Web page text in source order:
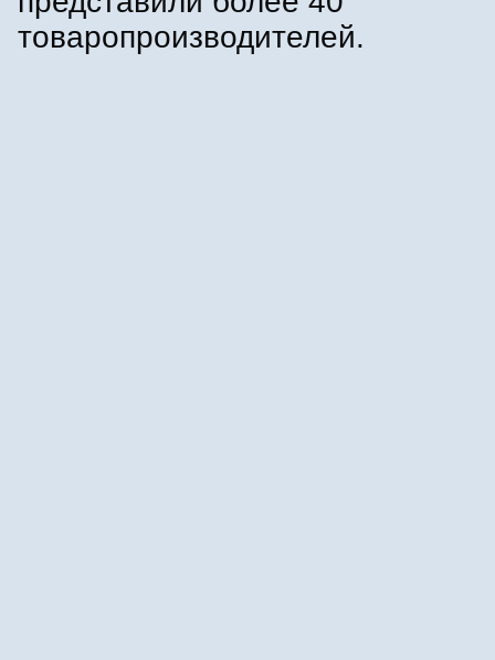
товаропроизводителей.